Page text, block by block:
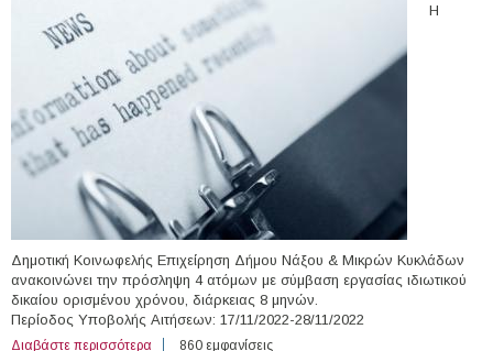
Η
Δημοτική Κοινωφελής Επιχείρηση Δήμου Νάξου & Μικρών Κυκλάδων
ανακοινώνει την πρόσληψη 4 ατόμων με σύμβαση εργασίας ιδιωτικού
δικαίου ορισμένου χρόνου, διάρκειας 8 μηνών.
Περίοδος Υποβολής Αιτήσεων: 17/11/2022-28/11/2022
Διαβάστε περισσότερα για 4 άτομα με Σύμβαση Ορισμένου Χρόνου στη
860 εμφανίσεις